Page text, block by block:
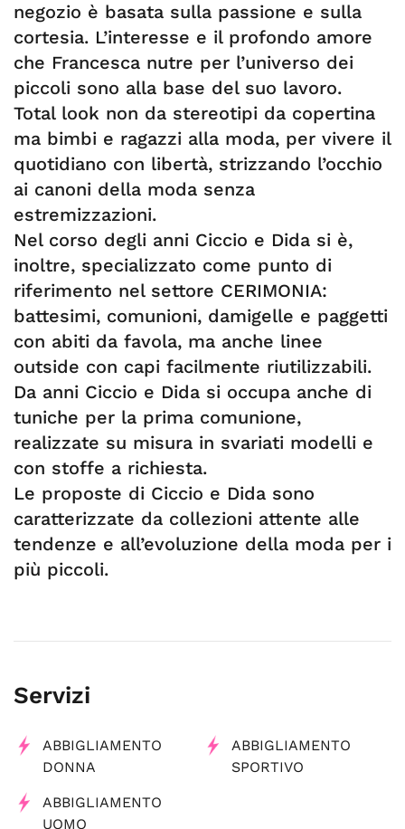
negozio è basata sulla passione e sulla
cortesia. L’interesse e il profondo amore
che Francesca nutre per l’universo dei
piccoli sono alla base del suo lavoro.
Total look non da stereotipi da copertina
ma bimbi e ragazzi alla moda, per vivere il
quotidiano con libertà, strizzando l’occhio
ai canoni della moda senza
estremizzazioni.
Nel corso degli anni Ciccio e Dida si è,
inoltre, specializzato come punto di
riferimento nel settore CERIMONIA:
battesimi, comunioni, damigelle e paggetti
con abiti da favola, ma anche linee
outside con capi facilmente riutilizzabili.
Da anni Ciccio e Dida si occupa anche di
tuniche per la prima comunione,
realizzate su misura in svariati modelli e
con stoffe a richiesta.
Le proposte di Ciccio e Dida sono
caratterizzate da collezioni attente alle
tendenze e all’evoluzione della moda per i
più piccoli.
Servizi
ABBIGLIAMENTO
DONNA
ABBIGLIAMENTO
SPORTIVO
ABBIGLIAMENTO
UOMO